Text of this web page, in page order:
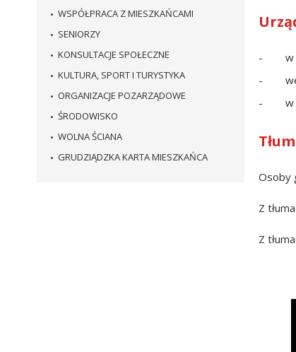
WSPÓŁPRACA Z MIESZKAŃCAMI
SENIORZY
KONSULTACJE SPOŁECZNE
KULTURA, SPORT I TURYSTYKA
ORGANIZACJE POZARZĄDOWE
ŚRODOWISKO
WOLNA ŚCIANA
GRUDZIĄDZKA KARTA MIESZKAŃCA
- w
- we
- w
Osoby
Z
Z